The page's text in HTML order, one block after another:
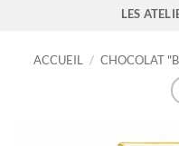
LES
ACCUEIL / CHOCOLAT